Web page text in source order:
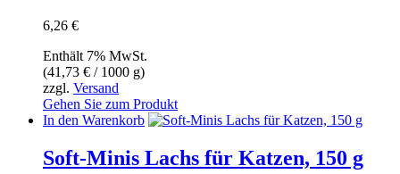
6,26 €
Enthält 7% MwSt.
(41,73 € / 1000 g)
zzgl. Versand
Gehen Sie zum Produkt
In den Warenkorb
Soft-Minis Lachs für Katzen, 150 g